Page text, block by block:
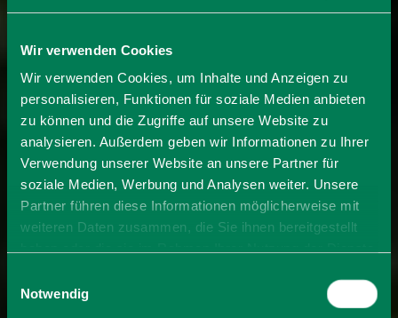
Wir verwenden Cookies
Wir verwenden Cookies, um Inhalte und Anzeigen zu
personalisieren, Funktionen für soziale Medien anbieten
zu können und die Zugriffe auf unsere Website zu
analysieren. Außerdem geben wir Informationen zu Ihrer
Verwendung unserer Website an unsere Partner für
soziale Medien, Werbung und Analysen weiter. Unsere
Partner führen diese Informationen möglicherweise mit
weiteren Daten zusammen, die Sie ihnen bereitgestellt
Cookies, wenn Sie unsere Webseite weiterhin nutzen.
Notwendig